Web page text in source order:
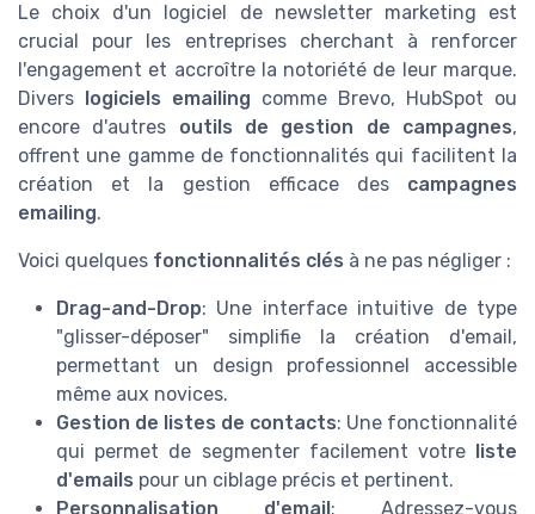
Le choix d'un logiciel de newsletter marketing est
crucial pour les entreprises cherchant à renforcer
l'engagement et accroître la notoriété de leur marque.
Divers logiciels emailing comme Brevo, HubSpot ou
encore d'autres outils de gestion de campagnes,
offrent une gamme de fonctionnalités qui facilitent la
création et la gestion efficace des campagnes
emailing.
Voici quelques fonctionnalités clés à ne pas négliger :
Drag-and-Drop: Une interface intuitive de type
"glisser-déposer" simplifie la création d'email,
permettant un design professionnel accessible
même aux novices.
Gestion de listes de contacts: Une fonctionnalité
qui permet de segmenter facilement votre liste
d'emails pour un ciblage précis et pertinent.
Personnalisation d'email: Adressez-vous